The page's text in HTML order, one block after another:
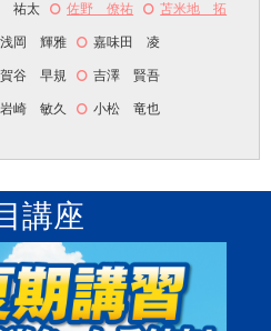
祐太 佐野 僚祐 苫米地 拓
浅岡 輝雅 嘉味田 凌
谷 早規 吉澤 賢吾
岩崎 敏久 小松 竜也
講座